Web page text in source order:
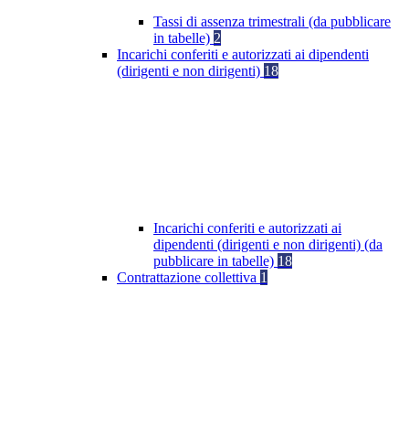
Tassi di assenza trimestrali (da pubblicare
in tabelle) 2
Incarichi conferiti e autorizzati ai dipendenti
(dirigenti e non dirigenti) 18
Incarichi conferiti e autorizzati ai
dipendenti (dirigenti e non dirigenti) (da
pubblicare in tabelle) 18
Contrattazione collettiva 1